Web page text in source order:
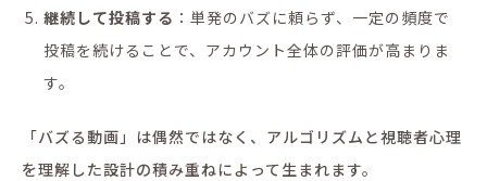
継続して投稿する ：単発のバズに頼らず、一定の頻度で
投稿を続けることで、アカウント全体の評価が高まりま
す。
「バズる動画」は偶然ではなく、アルゴリズムと視聴者心理
を理解した設計の積み重ねによって生まれます。